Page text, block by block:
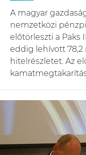
A magyar
nemzetközi
előtörleszti a Paks
eddig lehívott 78,2
hitelrészletet. Az